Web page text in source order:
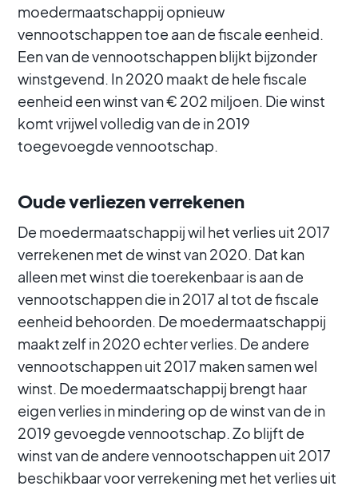
moedermaatschappij opnieuw
vennootschappen toe aan de fiscale eenheid.
Een van de vennootschappen blijkt bijzonder
winstgevend. In 2020 maakt de hele fiscale
eenheid een winst van € 202 miljoen. Die winst
komt vrijwel volledig van de in 2019
toegevoegde vennootschap.
Oude verliezen verrekenen
De moedermaatschappij wil het verlies uit 2017
verrekenen met de winst van 2020. Dat kan
alleen met winst die toerekenbaar is aan de
vennootschappen die in 2017 al tot de fiscale
eenheid behoorden. De moedermaatschappij
maakt zelf in 2020 echter verlies. De andere
vennootschappen uit 2017 maken samen wel
winst. De moedermaatschappij brengt haar
eigen verlies in mindering op de winst van de in
2019 gevoegde vennootschap. Zo blijft de
winst van de andere vennootschappen uit 2017
beschikbaar voor verrekening met het verlies uit